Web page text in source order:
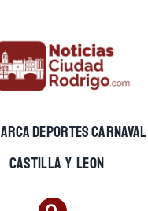
DEPORTESCARNAVAL
CASTILLA Y LEON